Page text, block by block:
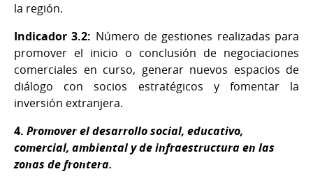
la región.
Indicador 3.2: Número de gestiones realizadas para
promover el inicio o conclusión de negociaciones
comerciales en curso, generar nuevos espacios de
diálogo con socios estratégicos y fomentar la
inversión extranjera.
4. Promover el desarrollo social, educativo,
comercial, ambiental y de infraestructura en las
zonas de frontera.